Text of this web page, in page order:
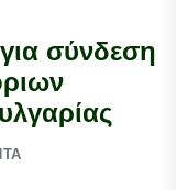
σύνδεση